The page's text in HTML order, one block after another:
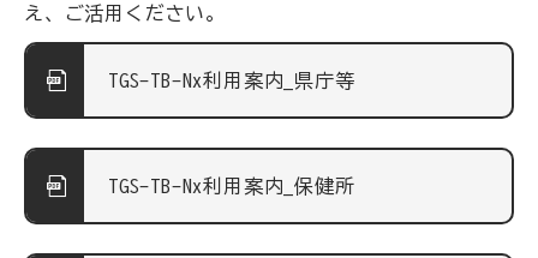
え、ご活用ください。
TGS-TB-Nx利用案内_県庁等
TGS-TB-Nx利用案内_保健所